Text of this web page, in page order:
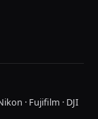
· Fujifilm · DJI